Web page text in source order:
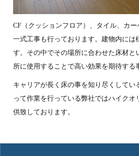
CF（クッションフロア）、タイル、カ
一式工事も行っております。建物内には
す。その中でその場所に合わせた床材と
所に使用することで高い効果を期待する
キャリアが長く床の事を知り尽くしてい
って作業を行っている弊社ではハイクオ
供致しております。